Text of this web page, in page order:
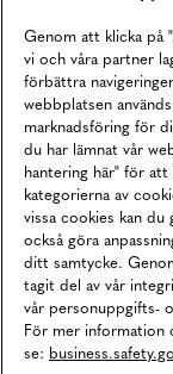
Köpvillkor
Karriär
Vårt Ansvar
Våra Tjänster
Press
Studentrabatt
B2B
Genom att klicka på
vi och våra partner
förbättra
webbplatsen
marknadsföring för
du har lämnat vår
hantering här" för
kategorierna av
vissa cookies kan
också göra
ditt samtycke.
tagit del av vår
vår personuppgifts-
För mer information
se: